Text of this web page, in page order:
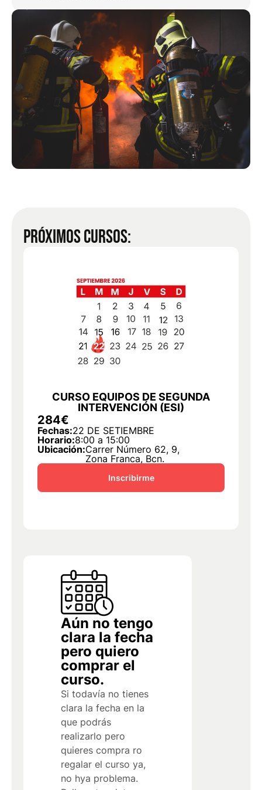
PRÓXIMOS CURSOS:
CURSO EQUIPOS DE SEGUNDA
INTERVENCIÓN (ESI)
284€
Fechas:22 DE SETIEMBRE
Horario:8:00 a 15:00
Ubicación:Carrer Número 62, 9,
Zona Franca, Bcn.
Inscribirme
Aún no tengo
clara la fecha
pero quiero
comprar el
curso.
Si todavía no tienes
clara la fecha en la
que podrás
realizarlo pero
quieres compra ro
regalar el curso ya,
no hya problema.